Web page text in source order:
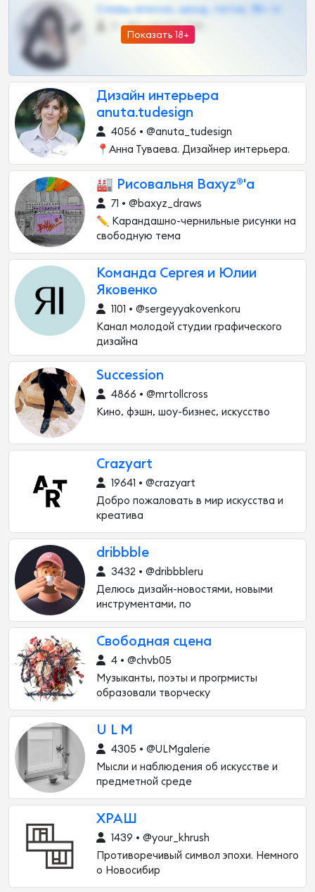
Показать 18+
Сливы вписок, шкод, теток, 18+ тг
0 •
Дизайн интерьера
anuta.tudesign
4056 • @anuta_tudesign
📍Анна Туваева. Дизайнер интерьера.
🏭 Рисовальня Baxyz®'а
71 • @baxyz_draws
✏️ Карандашно-чернильные рисунки на
свободную тема
Команда Сергея и Юлии
Яковенко
1101 • @sergeyyakovenkoru
Канал молодой студии графического
дизайна
Succession
4866 • @mrtollcross
Кино, фэшн, шоу-бизнес, искусство
Crazyart
19641 • @crazyart
Добро пожаловать в мир искусства и
креатива
dribbble
3432 • @dribbbleru
Делюсь дизайн-новостями, новыми
инструментами, по
Cвободная сцена
4 • @chvb05
Музыканты, поэты и прогрмисты
образовали творческу
U L M
4305 • @ULMgalerie
Мысли и наблюдения об искусстве и
предметной среде
ХРАШ
1439 • @your_khrush
Противоречивый символ эпохи. Немного
о Новосибир